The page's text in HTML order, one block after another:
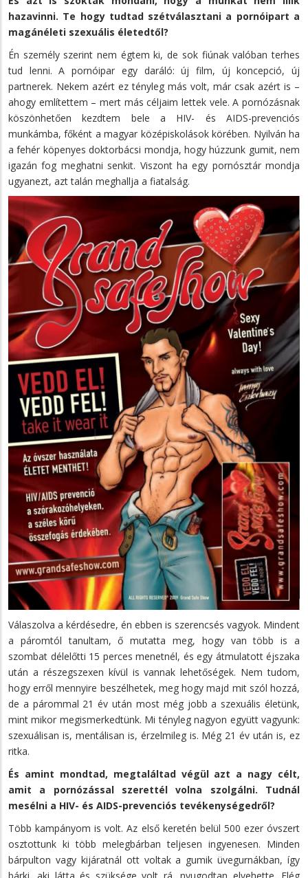
hazavinni. Te hogy tudtad szétválasztani a pornóipart a
magánéleti szexuális életedtől?
Én személy szerint nem égtem ki, de sok fiúnak valóban terhes
tud lenni. A pornóipar egy daráló: új film, új koncepció, új
partnerek. Nekem azért ez tényleg más volt, már csak azért is –
ahogy említettem – mert más céljaim lettek vele. A pornózásnak
köszönhetően kezdtem bele a HIV- és AIDS-prevenciós
munkámba, főként a magyar középiskolások körében. Nyilván ha
a fehér köpenyes doktorbácsi mondja, hogy húzzunk gumit, nem
igazán fog meghatni senkit. Viszont ha egy pornósztár mondja
ugyanezt, azt talán meghallja a fiatalság.
Válaszolva a kérdésedre, én ebben is szerencsés vagyok. Mindent
a páromtól tanultam, ő mutatta meg, hogy van több is a
szombat délelőtti 15 perces menetnél, és egy átmulatott éjszaka
után a részegszexen kívül is vannak lehetőségek. Nem tudom,
hogy erről mennyire beszélhetek, meg hogy majd mit szól hozzá,
de a párommal 21 év után most még jobb a szexuális életünk,
mint mikor megismerkedtünk. Mi tényleg nagyon együtt vagyunk:
szexuálisan is, mentálisan is, érzelmileg is. Még 21 év után is, ez
ritka.
És amint mondtad, megtaláltad végül azt a nagy célt,
amit a pornózással szerettél volna szolgálni. Tudnál
mesélni a HIV- és AIDS-prevenciós tevékenységedről?
Több kampányom is volt. Az első keretén belül 500 ezer óvszert
osztottunk ki több melegbárban teljesen ingyenesen. Minden
bárpulton vagy kijáratnál ott voltak a gumik üvegurnákban, így
bárki, aki látta és szüksége volt rá, nyugodtan elvehette. Elég